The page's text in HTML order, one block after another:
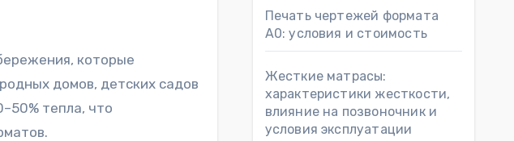
которые
домов, детских садов
тепла, что
Печать чертежей формата
А0: условия и стоимость
Жесткие матрасы:
характеристики жесткости,
влияние на позвоночник и
условия эксплуатации